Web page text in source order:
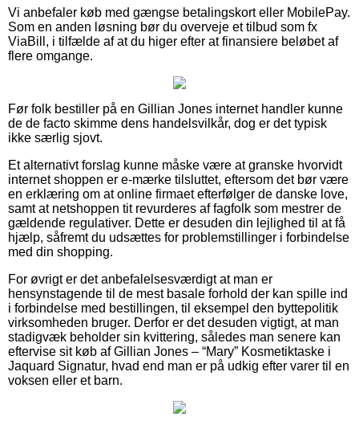
Vi anbefaler køb med gængse betalingskort eller MobilePay.
Som en anden løsning bør du overveje et tilbud som fx
ViaBill, i tilfælde af at du higer efter at finansiere beløbet af
flere omgange.
Før folk bestiller på en Gillian Jones internet handler kunne
de de facto skimme dens handelsvilkår, dog er det typisk
ikke særlig sjovt.
Et alternativt forslag kunne måske være at granske hvorvidt
internet shoppen er e-mærke tilsluttet, eftersom det bør være
en erklæring om at online firmaet efterfølger de danske love,
samt at netshoppen tit revurderes af fagfolk som mestrer de
gældende regulativer. Dette er desuden din lejlighed til at få
hjælp, såfremt du udsættes for problemstillinger i forbindelse
med din shopping.
For øvrigt er det anbefalelsesværdigt at man er
hensynstagende til de mest basale forhold der kan spille ind
i forbindelse med bestillingen, til eksempel den byttepolitik
virksomheden bruger. Derfor er det desuden vigtigt, at man
stadigvæk beholder sin kvittering, således man senere kan
eftervise sit køb af Gillian Jones – “Mary” Kosmetiktaske i
Jaquard Signatur, hvad end man er på udkig efter varer til en
voksen eller et barn.